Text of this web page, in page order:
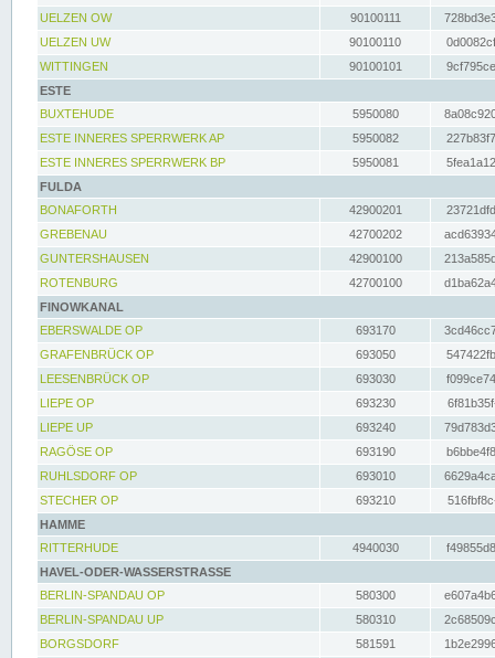
UELZEN OW
90100111
UELZEN UW
90100110
WITTINGEN
90100101
ESTE
BUXTEHUDE
5950080
ESTE INNERES SPERRWERK AP
5950082
ESTE INNERES SPERRWERK BP
5950081
FULDA
BONAFORTH
42900201
GREBENAU
42700202
GUNTERSHAUSEN
42900100
ROTENBURG
42700100
FINOWKANAL
EBERSWALDE OP
693170
GRAFENBRÜCK OP
693050
LEESENBRÜCK OP
693030
LIEPE OP
693230
LIEPE UP
693240
RAGÖSE OP
693190
RUHLSDORF OP
693010
STECHER OP
693210
HAMME
RITTERHUDE
4940030
HAVEL-ODER-WASSERSTRASSE
BERLIN-SPANDAU OP
580300
BERLIN-SPANDAU UP
580310
BORGSDORF
581591